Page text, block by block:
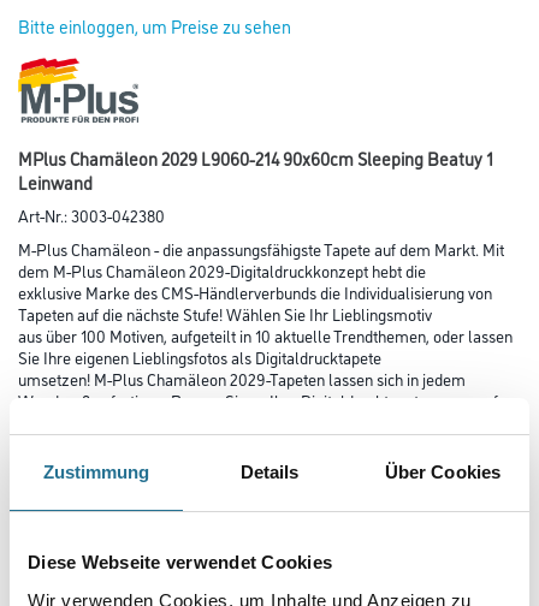
Zustimmung Details Über Cookies
Diese Webseite verwendet Cookies
Wir verwenden Cookies, um Inhalte und Anzeigen zu
Bitte einloggen, um Preise zu sehen
MPlus Chamäleon 2029 L9060-214 90x60cm Sleeping Beatuy 1
Leinwand
Art-Nr.:3003-042380
M-Plus Chamäleon - die anpassungsfähigste Tapete auf dem Markt. Mit
dem M-Plus Chamäleon 2029-Digitaldruckkonzept hebt die
exklusive Marke des CMS-Händlerverbunds die Individualisierung von
Tapeten auf die nächste Stufe! Wählen Sie Ihr Lieblingsmotiv
aus über 100 Motiven, aufgeteilt in 10 aktuelle Trendthemen, oder lassen
Sie Ihre eigenen Lieblingsfotos als Digitaldrucktapete
umsetzen! M-Plus Chamäleon 2029-Tapeten lassen sich in jedem
Wandmaß anfertigen. Passen Sie so Ihre Digitaldrucktapete genau auf
Farbtonbezeichnung
Länge in centimeter